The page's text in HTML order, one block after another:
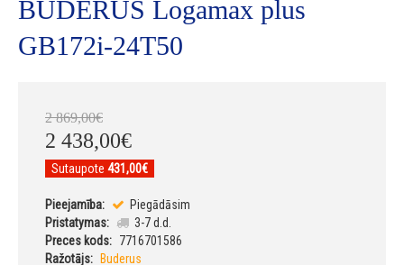
BUDERUS Logamax plus
GB172i-24T50
2 869,00€
2 438,00€
Sutaupote 431,00€
Pieejamība:
Piegādāsim
Pristatymas:
3-7 d.d.
Preces kods: 7716701586
Ražotājs:
Buderus